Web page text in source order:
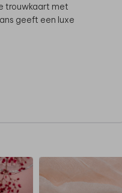
trouwkaart met
geeft een luxe